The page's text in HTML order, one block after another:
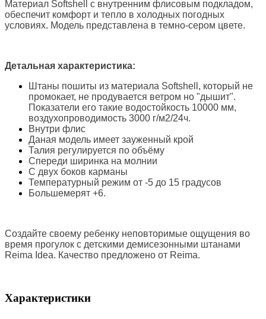
Материал Softshell с внутренним флисовым подкладом,
обеспечит комфорт и тепло в холодных погодных
условиях. Модель представлена в темно-сером цвете.
Детальная характеристика:
Штаны пошиты из материала Softshell, который не
промокает, не продувается ветром но "дышит".
Показатели его такие водостойкость 10000 мм,
воздухопроводимость 3000 г/м2/24ч.
Внутри флис
Даная модель имеет зауженный крой
Талия регулируется по объёму
Спереди ширинка на молнии
С двух боков карманы
Температурный режим от -5 до 15 градусов
Большемерят +6.
Создайте своему ребенку неповторимые ощущения во
время прогулок с детскими демисезонными штанами
Reima Idea. Качество предложено от Reima.
Характеристики